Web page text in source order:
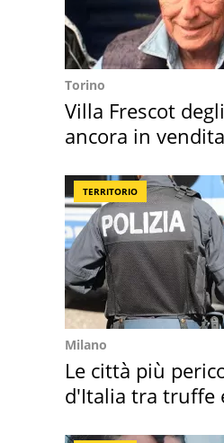
Torino
Villa Frescot
ancora in
TERRITORIO
Milano
Le città più
d'Italia tra truffe